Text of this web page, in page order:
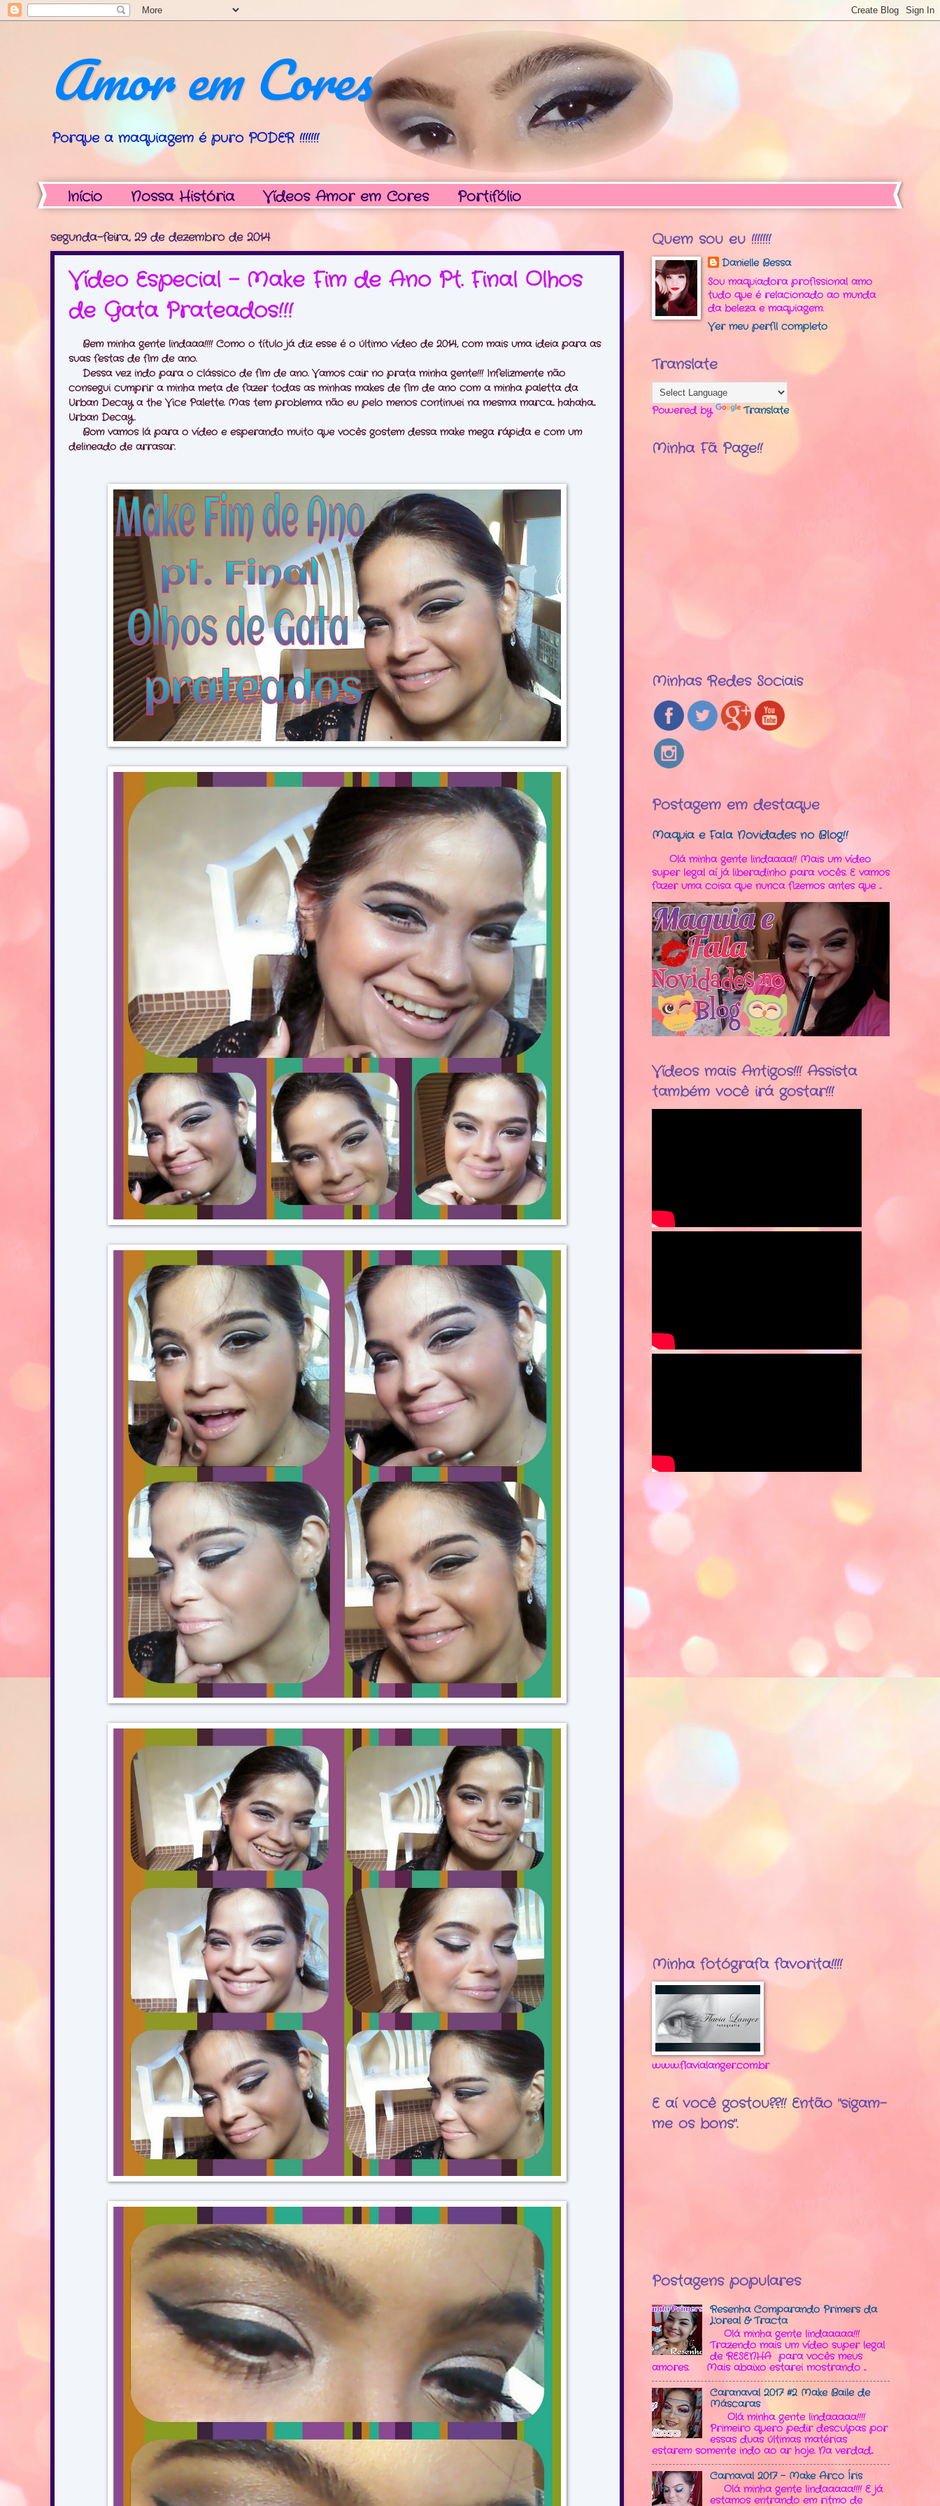
Amor em Cores
Porque a maquiagem é puro PODER !!!!!!!
Início Nossa História Vídeos Amor em Cores Portifólio
segunda-feira, 29 de dezembro de 2014
Vídeo Especial - Make Fim de Ano Pt. Final Olhos
de Gata Prateados!!!
Bem minha gente lindaaa!!!! Como o título já diz esse é o último vídeo de 2014, com mais uma ideia para as
suas festas de fim de ano.
Dessa vez indo para o clássico de fim de ano. Vamos cair no prata minha gente!!! Infelizmente não
consegui cumprir a minha meta de fazer todas as minhas makes de fim de ano com a minha paletta da
Urban Decay a the Vice Palette. Mas tem problema não eu pelo menos continuei na mesma marca... hahaha...
Urban Decay.
Bom vamos lá para o vídeo e esperando muito que vocês gostem dessa make mega rápida e com um
delineado de arrasar.
Quem sou eu !!!!!!!
Danielle Bessa
Sou maquiadora profissional amo
tudo que é relacionado ao munda
da beleza e maquiagem.
Ver meu perfil completo
Translate
Powered by Translate
Minha Fã Page!!
Minhas Redes Sociais
Postagem em destaque
Maquia e Fala Novidades no Blog!!
Olá minha gente lindaaaa!! Mais um vídeo
super legal aí já liberadinho para vocês. E vamos
fazer uma coisa que nunca fizemos antes que ...
Vídeos mais Antigos!!! Assista
também você irá gostar!!!
Minha fotógrafa favorita!!!!
www.flavialanger.com.br
E aí você gostou??!! Então "sigam-
me os bons".
Postagens populares
Resenha Comparando Primers da
L'oreal & Tracta
Olá minha gente lindaaaaa!!!
Trazendo mais um vídeo super legal
de RESENHA para vocês meus
amores. Mais abaixo estarei mostrando ...
Caranaval 2017 #2 Make Baile de
Máscaras
Olá minha gente lindaaaaa!!!!
Primeiro quero pedir desculpas por
essas duas últimas matérias
estarem somente indo ao ar hoje. Na verdad...
Carnaval 2017 - Make Arco Íris
Olá minha gente lindaaaaa!!!! E já
estamos entrando em ritmo de